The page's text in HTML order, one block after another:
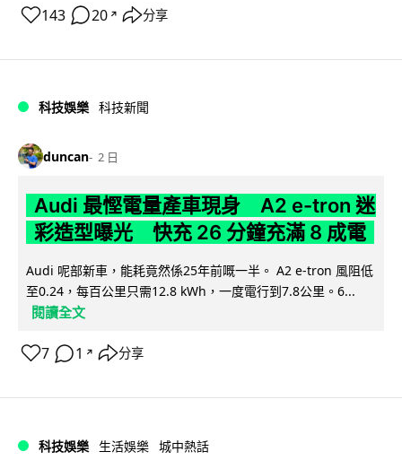
143 20 ↗ 分享
科技娛樂 科技新聞
duncan 2 日
Audi 最慳電量產車現身 A2 e-tron 迷
彩造型曝光 快充 26 分鐘充滿 8 成電
Audi 呢部新車，能耗竟然係25年前嘅一半。 A2 e-tron 風阻低
至0.24，每百公里只需12.8 kWh，一度電行到7.8公里。6...
閱讀全文
7 1 ↗ 分享
科技娛樂 生活娛樂 城中熱話